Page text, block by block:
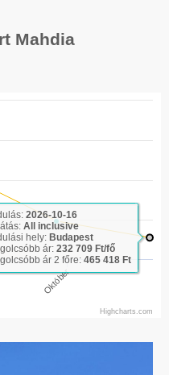
Mahdia
Október
Highcharts.com
2026-10-16
All inclusive
hely: Budapest
ár: 232 709 Ft/fő
ár 2 főre: 465 418 Ft